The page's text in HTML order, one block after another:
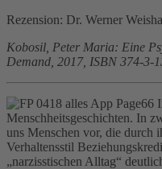
Rezension: Dr. Werner
Kobosil, Peter Maria: Eine
Demand, 2017, ISBN 374-3-
Menschheitsgeschichten. In
uns Menschen vor, die durch
Verhaltensstil
„narzisstischen Alltag“